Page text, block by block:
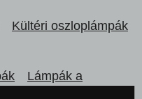
Kültéri oszloplámpák
Lámpák a